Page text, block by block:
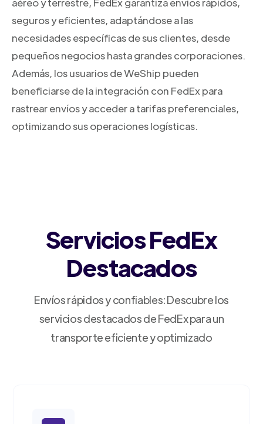
seguros y eficientes, adaptándose a las
necesidades específicas de sus clientes, desde
pequeños negocios hasta grandes corporaciones.
Además, los usuarios de WeShip pueden
beneficiarse de la integración con FedEx para
rastrear envíos y acceder a tarifas preferenciales,
optimizando sus operaciones logísticas.
Servicios FedEx
Destacados
Envíos rápidos y confiables: Descubre los
servicios destacados de FedEx para un
transporte eficiente y optimizado